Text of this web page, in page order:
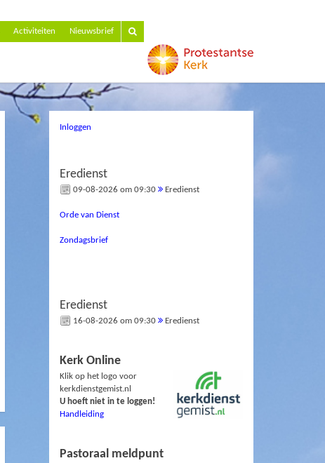
Activiteiten Nieuwsbrief
Inloggen
Eredienst
09-08-2026 om 09:30 Eredienst
Orde van Dienst
Zondagsbrief
Eredienst
16-08-2026 om 09:30 Eredienst
Kerk Online
Klik op het logo voor
kerkdienstgemist.nl
U hoeft niet in te loggen!
Handleiding
Pastoraal meldpunt